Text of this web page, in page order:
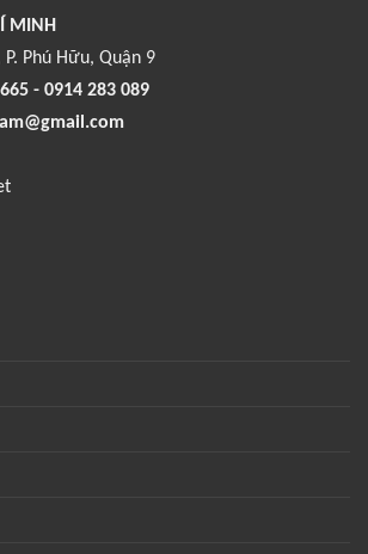
MINH
Phú Hữu, Quận 9
- 0914 283 089